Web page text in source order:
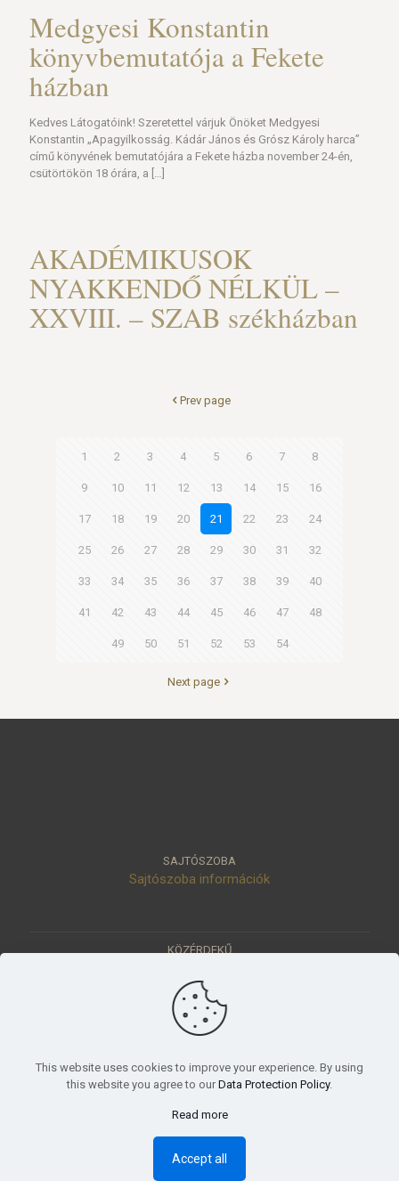
Medgyesi Konstantin
könyvbemutatója a Fekete
házban
Kedves Látogatóink! Szeretettel várjuk Önöket Medgyesi
Konstantin „Apagyilkosság. Kádár János és Grósz Károly harca”
című könyvének bemutatójára a Fekete házba november 24-én,
csütörtökön 18 órára, a […]
AKADÉMIKUSOK
NYAKKENDŐ NÉLKÜL –
XXVIII. – SZAB székházban
Prev page
1 2 3 4 5 6 7 8
9 10 11 12 13 14 15 16
17 18 19 20 21 22 23 24
25 26 27 28 29 30 31 32
33 34 35 36 37 38 39 40
41 42 43 44 45 46 47 48
49 50 51 52 53 54
Next page
SAJTÓSZOBA
Sajtószoba információk
KÖZÉRDEKŰ
Értéktár
Pályázatok
Tudományos beszámoló, küldetésnyilatkozat
© 2023 Móra Ferenc Múzeum, Szeged
This website uses cookies to improve your experience. By using
this website you agree to our Data Protection Policy.
Read more
Accept all